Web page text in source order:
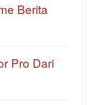
Berita
Pro Dari